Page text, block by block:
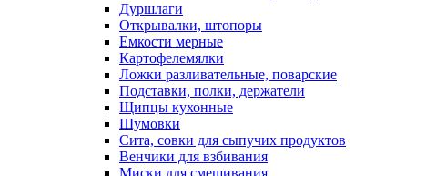
Дуршлаги
Открывалки, штопоры
Емкости мерные
Картофелемялки
Ложки разливательные, поварские
Подставки, полки, держатели
Щипцы кухонные
Шумовки
Сита, совки для сыпучих продуктов
Венчики для взбивания
Миски для смешивания